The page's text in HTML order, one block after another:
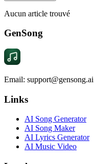
Aucun article trouvé
GenSong
Email: support@gensong.ai
Links
AI Song Generator
AI Song Maker
AI Lyrics Generator
AI Music Video